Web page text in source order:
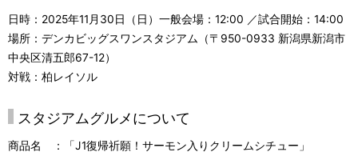
日時：2025年11月30日（日）一般会場：12:00 ／試合開始：14:00
場所：デンカビッグスワンスタジアム（〒950-0933 新潟県新潟市
中央区清五郎67-12）
対戦：柏レイソル
スタジアムグルメについて
商品名 ：「J1復帰祈願！サーモン入りクリームシチュー」